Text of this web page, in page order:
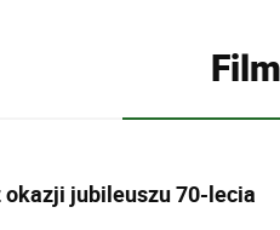
okazji jubileuszu 70-lecia